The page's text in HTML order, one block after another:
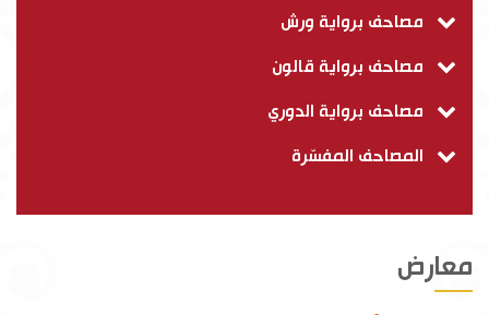
مصاحف برواية ورش
مصاحف برواية قالون
مصاحف برواية الدوري
المصاحف المفسّرة
معارض